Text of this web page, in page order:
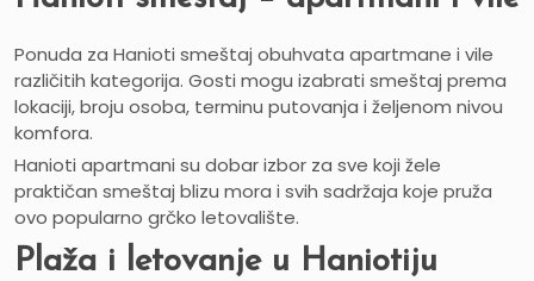
Ponuda za Hanioti smeštaj obuhvata apartmane i vile
različitih kategorija. Gosti mogu izabrati smeštaj prema
lokaciji, broju osoba, terminu putovanja i željenom nivou
komfora.
Hanioti apartmani su dobar izbor za sve koji žele
praktičan smeštaj blizu mora i svih sadržaja koje pruža
ovo popularno grčko letovalište.
Plaža i letovanje u Haniotiju